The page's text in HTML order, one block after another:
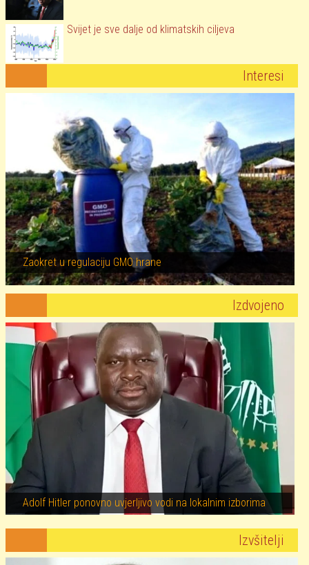
Svijet je sve dalje od klimatskih ciljeva
Interesi
Zaokret u regulaciju GMO hrane
Izdvojeno
Image
Adolf Hitler ponovno uvjerljivo vodi na lokalnim izborima
Izvšitelji